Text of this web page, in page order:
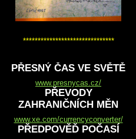
*******************************
PŘESNÝ ČAS VE SVĚTĚ
www.presnycas.cz/
PŘEVODY
ZAHRANIČNÍCH MĚN
www.xe.com/currencyconverter/
PŘEDPOVĚĎ POČASÍ